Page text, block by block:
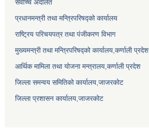
सर्वाेच्च अदालत
प्रधानमन्त्री तथा मन्त्रिपरिषद्को कार्यालय
राष्ट्रिय परिचयपत्र तथा पंजीकरण विभाग
मुख्यमन्त्री तथा मन्त्रिपरिषद्को कार्यालय,कर्णाली प्रदेश
आर्थिक मामिला तथा योजना मन्त्रालय,कर्णाली प्रदेश
जिल्ला समन्वय समितिको कार्यालय,जाजरकाेट
जिल्ला प्रशासन कार्यालय,जाजरकोट